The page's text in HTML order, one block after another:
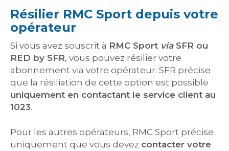
Résilier RMC Sport depuis votre
opérateur
Si vous avez souscrit à RMC Sport viaSFR ou
RED by SFR, vous pouvez résilier votre
abonnement via votre opérateur. SFR précise
que la résiliation de cette option est possible
uniquement en contactant le service client au
1023.
Pour les autres opérateurs, RMC Sport précise
uniquement que vous devez contacter votre